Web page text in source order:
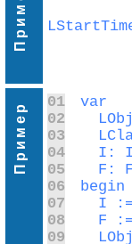
Пример
Пример 01
02
03
04
05
06
07
08
09